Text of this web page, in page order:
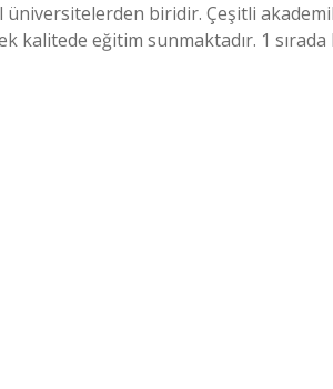
üniversitelerden biridir. Çeşitli
kalitede eğitim sunmaktadır. 1 sırada